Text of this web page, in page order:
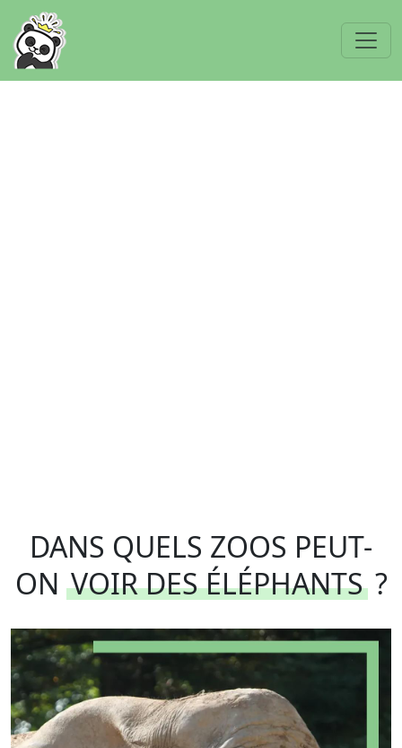
DANS QUELS ZOOS PEUT-
ON VOIR DES ÉLÉPHANTS?